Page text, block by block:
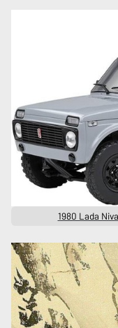
1980 Lada